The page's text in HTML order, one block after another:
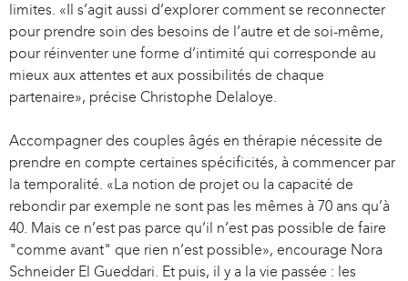
limites. «Il s’agit aussi d’explorer comment se reconnecter
pour prendre soin des besoins de l’autre et de soi-même,
pour réinventer une forme d’intimité qui corresponde au
mieux aux attentes et aux possibilités de chaque
partenaire», précise Christophe Delaloye.
Accompagner des couples âgés en thérapie nécessite de
prendre en compte certaines spécificités, à commencer par
la temporalité. «La notion de projet ou la capacité de
rebondir par exemple ne sont pas les mêmes à 70 ans qu’à
40. Mais ce n’est pas parce qu’il n’est pas possible de faire
"comme avant" que rien n’est possible», encourage Nora
Schneider El Gueddari. Et puis, il y a la vie passée : les